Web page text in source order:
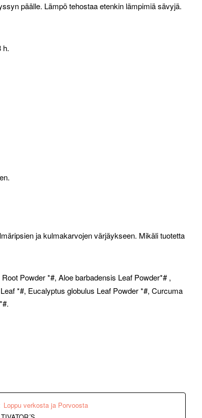
päälle. Lämpö tehostaa etenkin lämpimiä sävyjä.
h.
ja kulmakarvojen värjäykseen. Mikäli tuotetta
Powder *#, Aloe barbadensis Leaf Powder*# ,
*#, Eucalyptus globulus Leaf Powder *#, Curcuma
Loppu verkosta ja Porvoosta